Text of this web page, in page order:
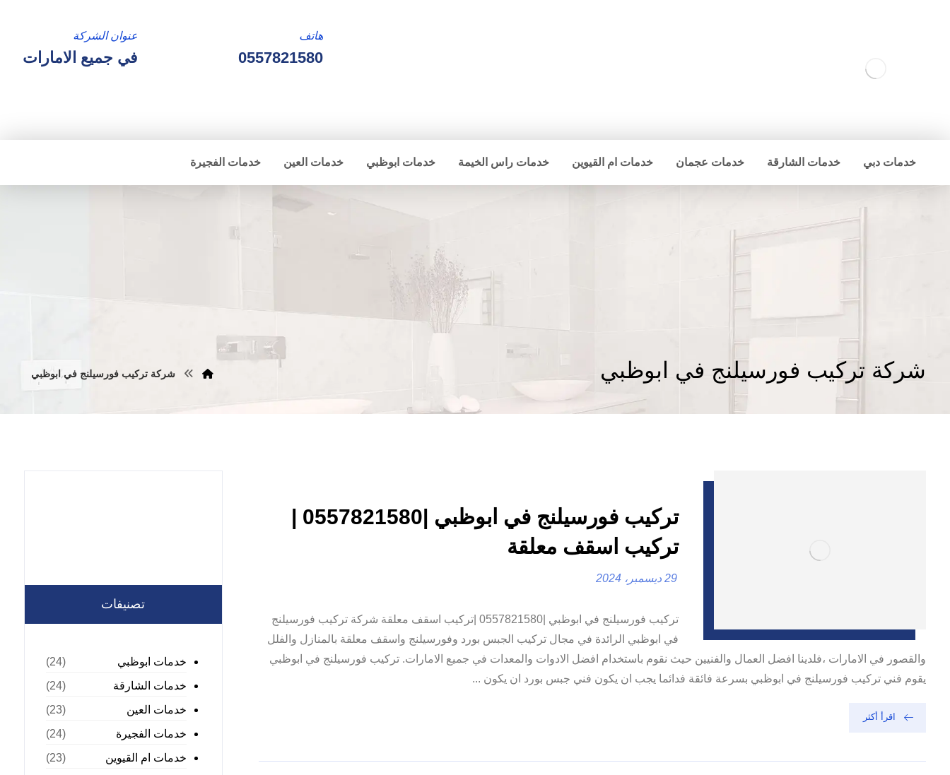
عنوان الشركة
في جميع الامارات
هاتف
0557821580
خدمات دبي خدمات الشارقة خدمات عجمان خدمات ام القيوين خدمات راس الخيمة خدمات ابوظبي خدمات العين خدمات الفجيرة
شركة تركيب فورسيلنج في ابوظبي شركة تركيب فورسيلنج في ابوظبي
تركيب فورسيلنج في ابوظبي |0557821580 |
تركيب اسقف معلقة
29 ديسمبر، 2024
تركيب فورسيلنج في ابوظبي |0557821580 |تركيب اسقف معلقة شركة تركيب فورسيلنج
في ابوظبي الرائدة في مجال تركيب الجبس بورد وفورسيلنج واسقف معلقة بالمنازل والفلل
والقصور في الامارات ،فلدينا افضل العمال والفنيين حيث نقوم باستخدام افضل الادوات والمعدات في جميع الامارات. تركيب فورسيلنج في ابوظبي
يقوم فني تركيب فورسيلنج في ابوظبي بسرعة فائقة فدائما يجب ان يكون فني جبس بورد ان يكون ...
اقرأ أكثر
تصنيفات
خدمات ابوظبي
(24)
خدمات الشارقة
(24)
خدمات العين
(23)
خدمات الفجيرة
(24)
خدمات ام القيوين
(23)